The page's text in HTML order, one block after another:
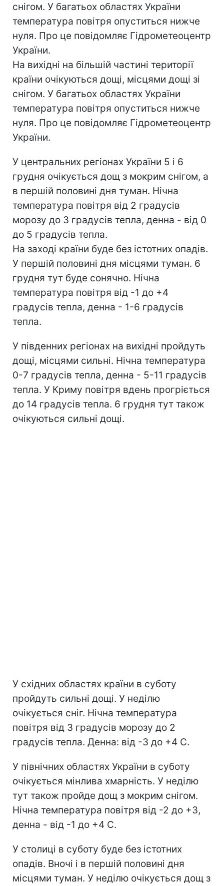
снігом. У багатьох областях України
температура повітря опуститься нижче
нуля. Про це повідомляє Гідрометеоцентр
України.
На вихідні на більшій частині території
країни очікуються дощі, місцями дощі зі
снігом. У багатьох областях України
температура повітря опуститься нижче
нуля. Про це повідомляє Гідрометеоцентр
України.
У центральних регіонах України 5 і 6
грудня очікується дощ з мокрим снігом, а
в першій половині дня туман. Нічна
температура повітря від 2 градусів
морозу до 3 градусів тепла, денна - від 0
до 5 градусів тепла.
На заході країни буде без істотних опадів.
У першій половині дня місцями туман. 6
грудня тут буде сонячно. Нічна
температура повітря від -1 до +4
градусів тепла, денна - 1-6 градусів
тепла.
У південних регіонах на вихідні пройдуть
дощі, місцями сильні. Нічна температура
0-7 градусів тепла, денна - 5-11 градусів
тепла. У Криму повітря вдень прогріється
до 14 градусів тепла. 6 грудня тут також
очікуються сильні дощі.
У східних областях країни в суботу
пройдуть сильні дощі. У неділю
очікується сніг. Нічна температура
повітря від 3 градусів морозу до 2
градусів тепла. Денна: від -3 до +4 С.
У північних областях України в суботу
очікується мінлива хмарність. У неділю
тут також пройде дощ з мокрим снігом.
Нічна температура повітря від -2 до +3,
денна - від -1 до +4 С.
У столиці в суботу буде без істотних
опадів. Вночі і в першій половині дня
місцями туман. У неділю очікується дощ з